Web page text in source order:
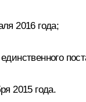
2016 года;
2015 года.